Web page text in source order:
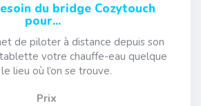
du bridge Cozytouch
pour...
de piloter à distance depuis son
votre chauffe-eau quelque
lieu où l’on se trouve.
Prix